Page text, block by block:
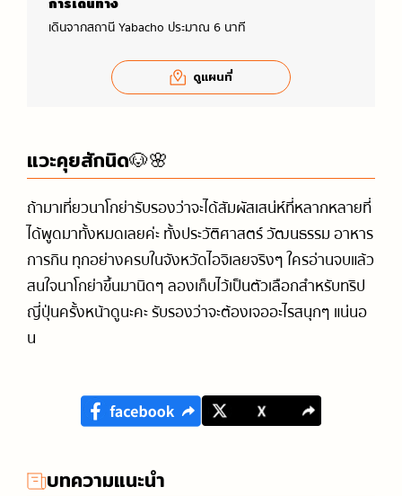
เดินจากสถานี Yabacho ประมาณ 6 นาที
ดูแผนที่
แวะคุยสักนิด🐶🌸
ถ้ามาเที่ยวนาโกย่ารับรองว่าจะได้สัมผัสเสน่ห์ที่หลากหลายที่
ได้พูดมาทั้งหมดเลยค่ะ ทั้งประวัติศาสตร์ วัฒนธรรม อาหาร
การกิน ทุกอย่างครบในจังหวัดไอจิเลยจริงๆ ใครอ่านจบแล้ว
สนใจนาโกย่าขึ้นมานิดๆ ลองเก็บไว้เป็นตัวเลือกสำหรับทริป
ญี่ปุ่นครั้งหน้าดูนะคะ รับรองว่าจะต้องเจออะไรสนุกๆ แน่นอ
น
บทความแนะนำ